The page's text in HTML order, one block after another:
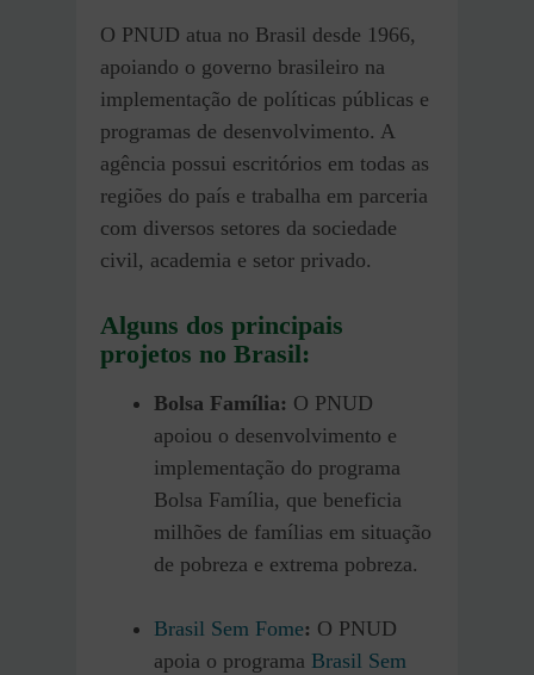
O PNUD atua no Brasil desde 1966,
apoiando o governo brasileiro na
implementação de políticas públicas e
programas de desenvolvimento. A
agência possui escritórios em todas as
regiões do país e trabalha em parceria
com diversos setores da sociedade
civil, academia e setor privado.
Alguns dos principais
projetos no Brasil:
Bolsa Família: O PNUD
apoiou o desenvolvimento e
implementação do programa
Bolsa Família, que beneficia
milhões de famílias em situação
de pobreza e extrema pobreza.
Brasil Sem Fome: O PNUD
apoia o programa Brasil Sem